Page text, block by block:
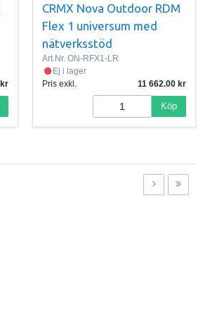
CRMX Nova Outdoor RDM
Flex 1 universum med
nätverksstöd
Art.Nr.ON-RFX1-LR
Ej i lager
Pris exkl.
11 662.00
Köp